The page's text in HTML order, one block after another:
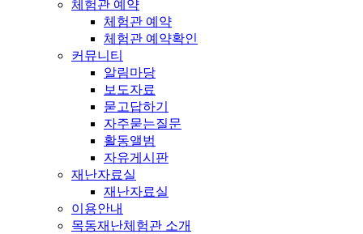
체험관 예약
체험관 예약
체험관 예약확인
커뮤니티
알림마당
보도자료
묻고답하기
자주묻는질문
활동앨범
자유게시판
재난자료실
재난자료실
이용안내
목동재난체험관 소개